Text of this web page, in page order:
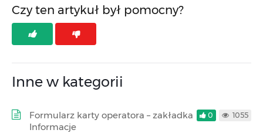
Czy ten artykuł był pomocny?
Inne w kategorii
Formularz karty operatora – zakładka
Informacje
0 1055